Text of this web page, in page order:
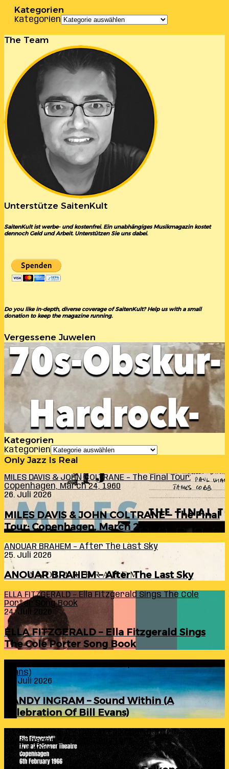
Kategorien
Kategorien
The Team
Unterstütze SaitenKult
SaitenKult ist werbe- und kostenfrei. Ein unabhängiges Musikmagazin kostet
dennoch Geld und Arbeit. Unterstützen Sie uns dabei.
Do you like in-depth, diverse coverage of SaitenKult? Help us with a small
donation to keep the magazine running.
Vergessene Juwelen
Kategorien
Kategorien
Only Jazz Is Real
MILES DAVIS & JOHN COLTRANE – The Final Tour:
Copenhagen, March 24, 1960
26. Juli 2026
MILES DAVIS & JOHN COLTRANE – The Final
Tour: Copenhagen, March 24, 1960
ANOUAR BRAHEM – After The Last Sky
25. Juli 2026
ANOUAR BRAHEM – After The Last Sky
ELLA FITZGERALD – Ella Fitzgerald Sings The Cole
Porter Song Book
24. Juli 2026
ELLA FITZGERALD – Ella Fitzgerald Sings
The Cole Porter Song Book
Evans)
24. Juli 2026
RANDY INGRAM – Sound Within (A
Celebration Of Bill Evans)
ELLA FITZGERALD – Live At Falkoner Centre
Copenhagen 6th February 1966
23. Juli 2026